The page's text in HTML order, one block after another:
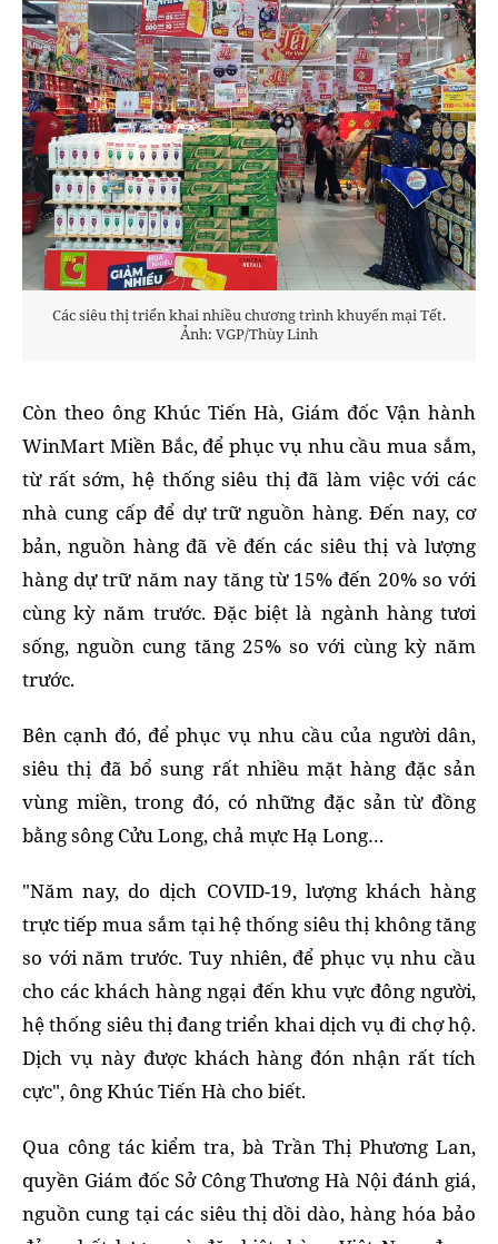
Các siêu thị triển khai nhiều chương trình khuyến mại Tết.
Ảnh: VGP/Thùy Linh
Còn theo ông Khúc Tiến Hà, Giám đốc Vận hành
WinMart Miền Bắc, để phục vụ nhu cầu mua sắm,
từ rất sớm, hệ thống siêu thị đã làm việc với các
nhà cung cấp để dự trữ nguồn hàng. Đến nay, cơ
bản, nguồn hàng đã về đến các siêu thị và lượng
hàng dự trữ năm nay tăng từ 15% đến 20% so với
cùng kỳ năm trước. Đặc biệt là ngành hàng tươi
sống, nguồn cung tăng 25% so với cùng kỳ năm
trước.
Bên cạnh đó, để phục vụ nhu cầu của người dân,
siêu thị đã bổ sung rất nhiều mặt hàng đặc sản
vùng miền, trong đó, có những đặc sản từ đồng
bằng sông Cửu Long, chả mực Hạ Long…
"Năm nay, do dịch COVID-19, lượng khách hàng
trực tiếp mua sắm tại hệ thống siêu thị không tăng
so với năm trước. Tuy nhiên, để phục vụ nhu cầu
cho các khách hàng ngại đến khu vực đông người,
hệ thống siêu thị đang triển khai dịch vụ đi chợ hộ.
Dịch vụ này được khách hàng đón nhận rất tích
cực", ông Khúc Tiến Hà cho biết.
Qua công tác kiểm tra, bà Trần Thị Phương Lan,
quyền Giám đốc Sở Công Thương Hà Nội đánh giá,
nguồn cung tại các siêu thị dồi dào, hàng hóa bảo